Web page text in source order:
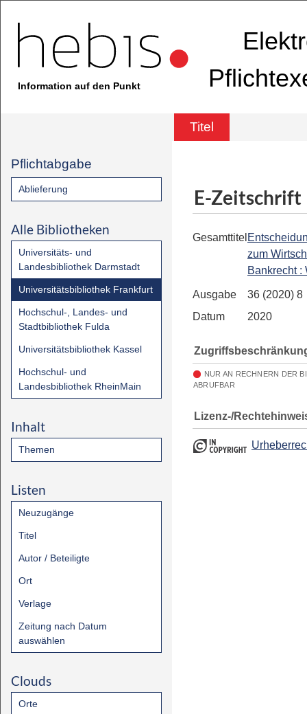
Information auf den Punkt
Titel
Pflichtabgabe
Ablieferung
Alle Bibliotheken
Universitäts- und
Landesbibliothek Darmstadt
Universitätsbibliothek Frankfurt
Hochschul-, Landes- und
Stadtbibliothek Fulda
Universitätsbibliothek Kassel
Hochschul- und
Landesbibliothek RheinMain
Inhalt
Themen
Listen
Neuzugänge
Titel
Autor / Beteiligte
Ort
Verlage
Zeitung nach Datum
auswählen
Clouds
Orte
E-Zeitschrift
Gesamttitel
zum
Bankrecht :
Ausgabe
36 (2020) 8
Datum
2020
NUR AN RECHNERN DER
ABRUFBAR
Lizenz-/